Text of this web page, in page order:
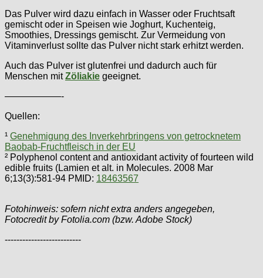
Das Pulver wird dazu einfach in Wasser oder Fruchtsaft
gemischt oder in Speisen wie Joghurt, Kuchenteig,
Smoothies, Dressings gemischt. Zur Vermeidung von
Vitaminverlust sollte das Pulver nicht stark erhitzt werden.
Auch das Pulver ist glutenfrei und dadurch auch für
Menschen mitZöliakie geeignet.
——————-
Quellen:
¹ Genehmigung des Inverkehrbringens von getrocknetem
Baobab-Fruchtfleisch in der EU
² Polyphenol content and antioxidant activity of fourteen wild
edible fruits (Lamien et alt. in Molecules. 2008 Mar
6;13(3):581-94 PMID: 18463567
Fotohinweis: sofern nicht extra anders angegeben,
Fotocredit by Fotolia.com (bzw. Adobe Stock)
--------------------------